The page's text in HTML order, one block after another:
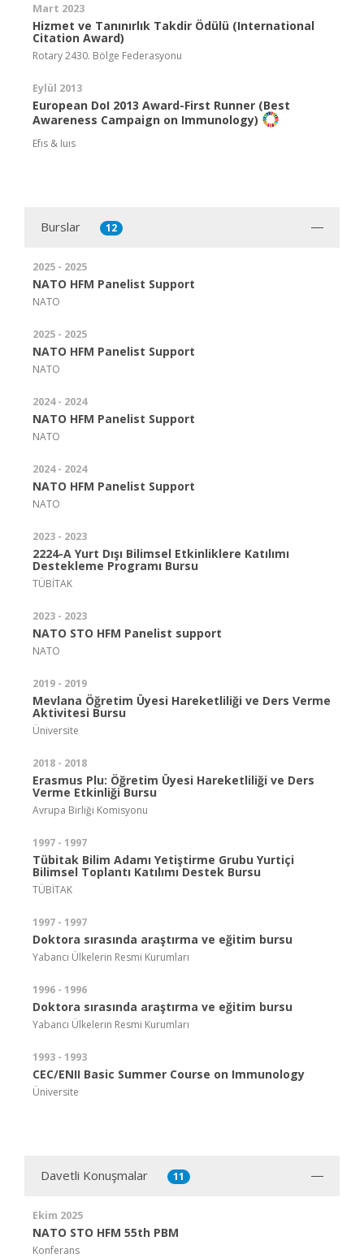
Mart 2023
Hizmet ve Tanınırlık Takdir Ödülü (International
Citation Award)
Rotary 2430. Bölge Federasyonu
Eylül 2013
European DoI 2013 Award-First Runner (Best
Awareness Campaign on Immunology)
Efıs & Iuıs
Burslar 12
2025 - 2025
NATO HFM Panelist Support
NATO
2025 - 2025
NATO HFM Panelist Support
NATO
2024 - 2024
NATO HFM Panelist Support
NATO
2024 - 2024
NATO HFM Panelist Support
NATO
2023 - 2023
2224-A Yurt Dışı Bilimsel Etkinliklere Katılımı
Destekleme Programı Bursu
TÜBİTAK
2023 - 2023
NATO STO HFM Panelist support
NATO
2019 - 2019
Mevlana Öğretim Üyesi Hareketliliği ve Ders Verme
Aktivitesi Bursu
Üniversite
2018 - 2018
Erasmus Plu: Öğretim Üyesi Hareketliliği ve Ders
Verme Etkinliği Bursu
Avrupa Birliği Komisyonu
1997 - 1997
Tübitak Bilim Adamı Yetiştirme Grubu Yurtiçi
Bilimsel Toplantı Katılımı Destek Bursu
TÜBİTAK
1997 - 1997
Doktora sırasında araştırma ve eğitim bursu
Yabancı Ülkelerin Resmi Kurumları
1996 - 1996
Doktora sırasında araştırma ve eğitim bursu
Yabancı Ülkelerin Resmi Kurumları
1993 - 1993
CEC/ENII Basic Summer Course on Immunology
Üniversite
Davetli Konuşmalar 11
Ekim 2025
NATO STO HFM 55th PBM
Konferans